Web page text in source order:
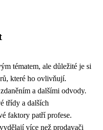
tématem, ale důležité je si
které ho ovlivňují.
a dalšími odvody.
třídy a dalších
faktory patří profese.
více než prodavači